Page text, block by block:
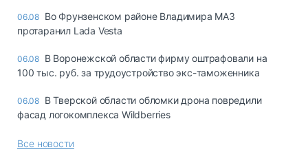
06.08 Во Фрунзенском районе Владимира МАЗ
протаранил Lada Vesta
06.08 В Воронежской области фирму оштрафовали на
100 тыс. руб. за трудоустройство экс-таможенника
06.08 В Тверской области обломки дрона повредили
фасад логокомплекса Wildberries
Все новости